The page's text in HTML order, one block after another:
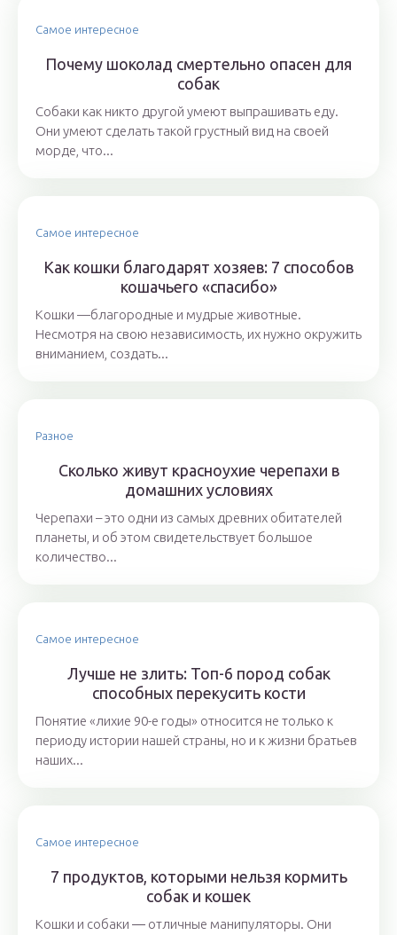
Самое интересное
Почему шоколад смертельно опасен для
собак
Собаки как никто другой умеют выпрашивать еду.
Они умеют сделать такой грустный вид на своей
морде, что...
Самое интересное
Как кошки благодарят хозяев: 7 способов
кошачьего «спасибо»
Кошки —благородные и мудрые животные.
Несмотря на свою независимость, их нужно окружить
вниманием, создать...
Разное
Сколько живут красноухие черепахи в
домашних условиях
Черепахи – это одни из самых древних обитателей
планеты, и об этом свидетельствует большое
количество...
Самое интересное
Лучше не злить: Топ-6 пород собак
способных перекусить кости
Понятие «лихие 90-е годы» относится не только к
периоду истории нашей страны, но и к жизни братьев
наших...
Самое интересное
7 продуктов, которыми нельзя кормить
собак и кошек
Кошки и собаки ― отличные манипуляторы. Они